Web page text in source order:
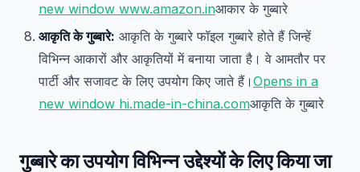
new window www.amazon.inआकार के गुब्बारे
आकृति के गुब्बारे: आकृति के गुब्बारे फॉइल गुब्बारे होते हैं जिन्हें
विभिन्न आकारों और आकृतियों में बनाया जाता है। वे आमतौर पर
पार्टी और सजावट के लिए उपयोग किए जाते हैं। Opens in a
new window hi.made-in-china.comआकृति के गुब्बारे
गुब्बारे का उपयोग विभिन्न उद्देश्यों के लिए किया जा